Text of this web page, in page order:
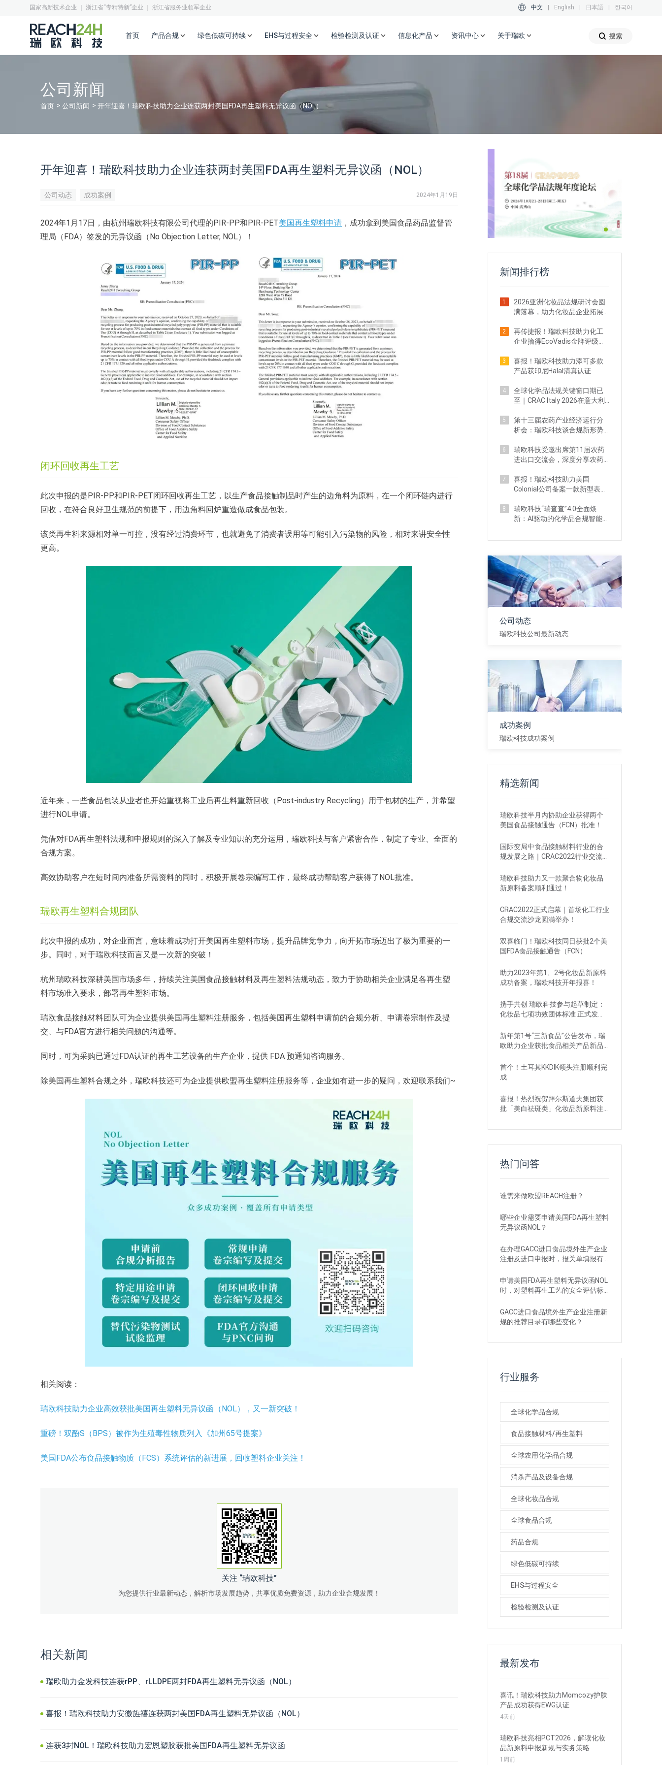
国家高新技术企业 ｜ 浙江省“专精特新”企业 ｜ 浙江省服务业领军企业 中文 English 日本語 한국어
首页 产品合规 绿色低碳可持续 EHS与过程安全 检验检测及认证 信息化产品 资讯中心 关于瑞欧 搜索
公司新闻
首页 公司新闻 开年迎喜！瑞欧科技助力企业连获两封美国FDA再生塑料无异议函（NOL）
开年迎喜！瑞欧科技助力企业连获两封美国FDA再生塑料无异议函（NOL）
公司动态 成功案例 2024年1月19日
2024年1月17日，由杭州瑞欧科技有限公司代理的PIR-PP和PIR-PET美国再生塑料申请 ，成功拿到美国食品药品监督管
理局（FDA）签发的无异议函（No Objection Letter, NOL）！
闭环回收再生工艺
此次申报的是PIR-PP和PIR-PET闭环回收再生工艺，以生产食品接触制品时产生的边角料为原料，在一个闭环链内进行
回收，在符合良好卫生规范的前提下，用边角料回炉重造做成食品包装。
该类再生料来源相对单一可控，没有经过消费环节，也就避免了消费者误用等可能引入污染物的风险，相对来讲安全性
更高。
近年来，一些食品包装从业者也开始重视将工业后再生料重新回收（Post-industry Recycling）用于包材的生产，并希望
进行NOL申请。
凭借对FDA再生塑料法规和申报规则的深入了解及专业知识的充分运用，瑞欧科技与客户紧密合作，制定了专业、全面的
合规方案。
高效协助客户在短时间内准备所需资料的同时，积极开展卷宗编写工作，最终成功帮助客户获得了NOL批准。
瑞欧再生塑料合规团队
此次申报的成功，对企业而言，意味着成功打开美国再生塑料市场，提升品牌竞争力，向开拓市场迈出了极为重要的一
步。同时，对于瑞欧科技而言又是一次新的突破！
杭州瑞欧科技深耕美国市场多年，持续关注美国食品接触材料及再生塑料法规动态，致力于协助相关企业满足各再生塑
料市场准入要求，部署再生塑料市场。
瑞欧食品接触材料团队可为企业提供美国再生塑料注册服务，包括美国再生塑料申请前的合规分析、申请卷宗制作及提
交、与FDA官方进行相关问题的沟通等。
同时，可为采购已通过FDA认证的再生工艺设备的生产企业，提供 FDA 预通知咨询服务。
除美国再生塑料合规之外，瑞欧科技还可为企业提供欧盟再生塑料注册服务等，企业如有进一步的疑问，欢迎联系我们~
相关阅读：
瑞欧科技助力企业高效获批美国再生塑料无异议函（NOL），又一新突破！
重磅！双酚S（BPS）被作为生殖毒性物质列入《加州65号提案》
美国FDA公布食品接触物质（FCS）系统评估的新进展，回收塑料企业关注！
关注 “瑞欧科技”
为您提供行业最新动态，解析市场发展趋势，共享优质免费资源，助力企业合规发展！
相关新闻
瑞欧助力金发科技连获rPP、rLLDPE两封FDA再生塑料无异议函（NOL）
喜报！瑞欧科技助力安徽旌禧连获两封美国FDA再生塑料无异议函（NOL）
连获3封NOL！瑞欧科技助力宏恩塑胶获批美国FDA再生塑料无异议函
新闻排行榜
1
2026亚洲化妆品法规研讨会圆
满落幕，助力化妆品企业拓展
2
再传捷报！瑞欧科技助力化工
企业摘得EcoVadis金牌评级，
3
喜报！瑞欧科技助力添可多款
产品获印尼Halal清真认证
4
全球化学品法规关键窗口期已
至｜CRAC Italy 2026在意大利
5
第十三届农药产业经济运行分
析会：瑞欧科技谈合规新形势
6
瑞欧科技受邀出席第11届农药
进出口交流会，深度分享农药
7
喜报！瑞欧科技助力美国
Colonial公司备案一款新型表活
8
瑞欧科技“瑞查查”4.0全面焕
新：AI驱动的化学品合规智能工
公司动态
瑞欧科技公司最新动态
成功案例
瑞欧科技成功案例
精选新闻
瑞欧科技半月内协助企业获得两个
美国食品接触通告（FCN）批准！
国际变局中食品接触材料行业的合
规发展之路｜CRAC2022行业交流沙
瑞欧科技助力又一款聚合物化妆品
新原料备案顺利通过！
CRAC2022正式启幕｜首场化工行业
合规交流沙龙圆满举办！
双喜临门！瑞欧科技同日获批2个美
国FDA食品接触通告（FCN）
助力2023年第1、2号化妆品新原料
成功备案，瑞欧科技开年报喜！
携手共创 瑞欧科技参与起草制定：
化妆品七项功效团体标准 正式发
新年第1号“三新食品”公告发布，瑞
欧助力企业获批食品相关产品新品
首个！土耳其KKDIK领头注册顺利完
成
喜报！热烈祝贺拜尔斯道夫集团获
批「美白祛斑类」化妆品新原料注
热门问答
谁需来做欧盟REACH注册？
哪些企业需要申请美国FDA再生塑料
无异议函NOL？
在办理GACC进口食品境外生产企业
注册及进口申报时，报关单填报有
申请美国FDA再生塑料无异议函NOL
时，对塑料再生工艺的安全评估标
GACC进口食品境外生产企业注册新
规的推荐目录有哪些变化？
行业服务
全球化学品合规
食品接触材料/再生塑料
全球农用化学品合规
消杀产品及设备合规
全球化妆品合规
全球食品合规
药品合规
绿色低碳可持续
EHS与过程安全
检验检测及认证
最新发布
喜讯！瑞欧科技助力Momcozy护肤
产品成功获得EWG认证
4天前
瑞欧科技亮相PCT2026，解读化妆
品新原料申报新规与实务策略
1周前